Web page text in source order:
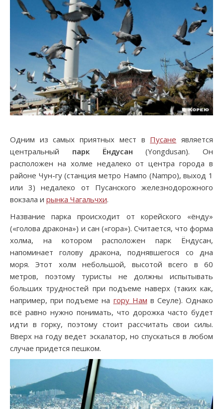
Одним из самых приятных мест в Пусане является
центральный парк Ёндусан (Yongdusan). Он
расположен на холме недалеко от центра города в
районе Чун-гу (станция метро Нампо (Nampo), выход 1
или 3) недалеко от Пусанского железнодорожного
вокзала и рынка Чагальчхи.
Название парка происходит от корейского «ёнду»
(«голова дракона») и сан («гора»). Считается, что форма
холма, на котором расположен парк Ёндусан,
напоминает голову дракона, поднявшегося со дна
моря. Этот холм небольшой, высотой всего в 60
метров, поэтому туристы не должны испытывать
больших трудностей при подъеме наверх (таких как,
например, при подъеме на гору Нам в Сеуле). Однако
всё равно нужно понимать, что дорожка часто будет
идти в горку, поэтому стоит рассчитать свои силы.
Вверх на году ведет эскалатор, но спускаться в любом
случае придется пешком.